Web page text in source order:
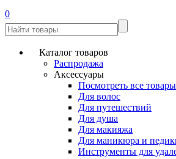
0
Каталог товаров
Распродажа
Аксессуары
Посмотреть все товары
Для волос
Для путешествий
Для душа
Для макияжа
Для маникюра и
Инструменты для